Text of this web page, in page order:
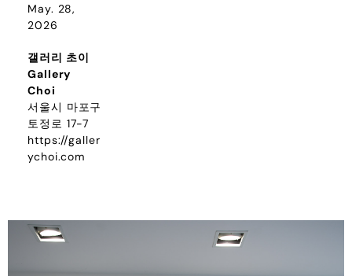
May. 28,
2026
갤러리 초이
Gallery
Choi
서울시 마포구
토정로 17-7
https://galler
ychoi.com